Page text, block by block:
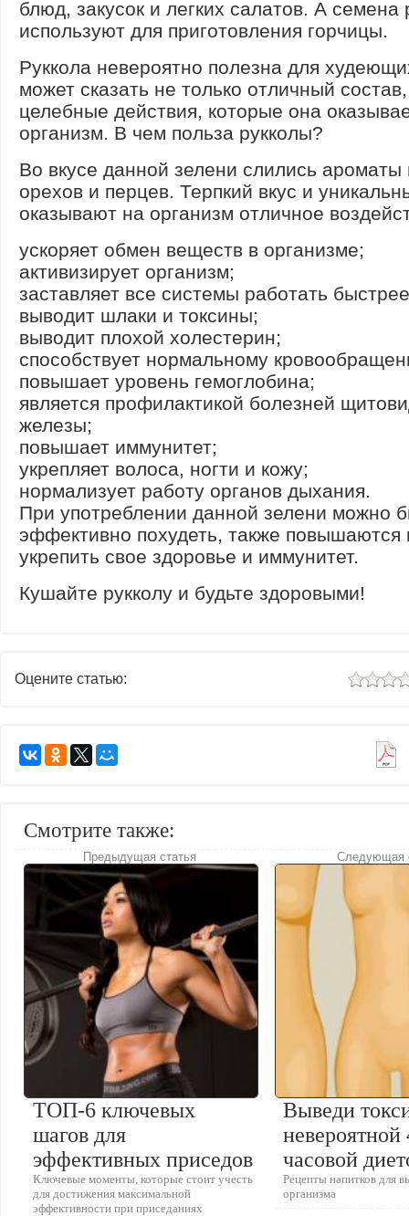
блюд, закусок и легких салатов. А семена
используют для приготовления горчицы.
Руккола невероятно полезна для
может сказать не только отличный
целебные действия, которые она
организм. В чем польза рукколы?
Во вкусе данной зелени слились ароматы
орехов и перцев. Терпкий вкус и
оказывают на организм отличное
ускоряет обмен веществ в организме;
активизирует организм;
заставляет все системы работать
выводит шлаки и токсины;
выводит плохой холестерин;
способствует нормальному
повышает уровень гемоглобина;
является профилактикой болезней
железы;
повышает иммунитет;
укрепляет волоса, ногти и кожу;
нормализует работу органов дыхания.
При употреблении данной зелени можно
эффективно похудеть, также
укрепить свое здоровье и иммунитет.
Кушайте рукколу и будьте здоровыми!
Оцените статью:
Смотрите также:
Предыдущая статья
ТОП-6 ключевых
шагов для
эффективных приседов
Ключевые моменты, которые стоит учесть
для достижения максимальной
эффективности при приседаниях
Следующая
Выведи
невероятной
часовой
Рецепты напитков для
организма